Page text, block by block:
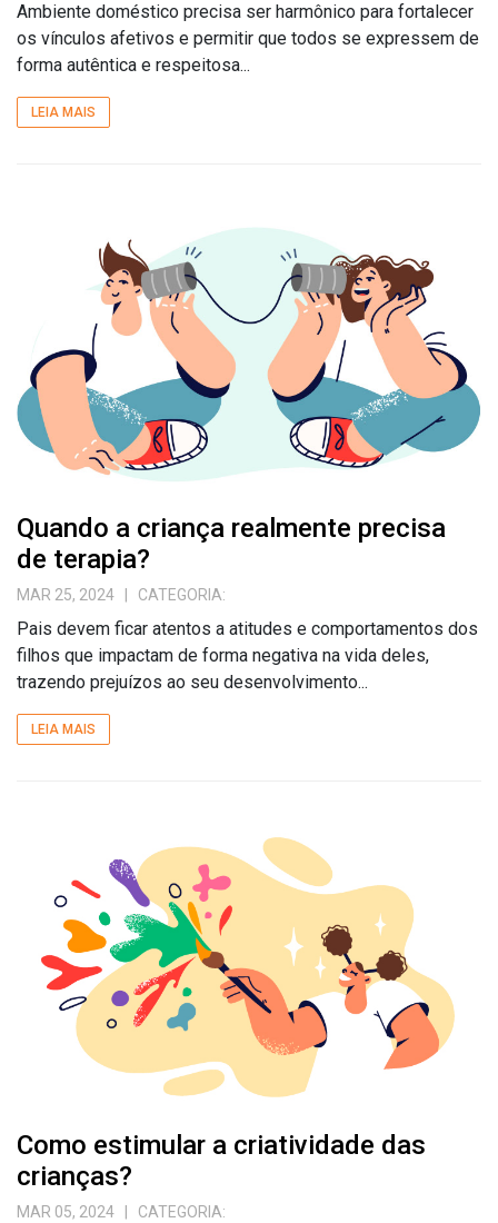
Ambiente doméstico precisa ser harmônico para fortalecer
os vínculos afetivos e permitir que todos se expressem de
forma autêntica e respeitosa...
LEIA MAIS
Quando a criança realmente precisa
de terapia?
MAR 25, 2024 | CATEGORIA:
Pais devem ficar atentos a atitudes e comportamentos dos
filhos que impactam de forma negativa na vida deles,
trazendo prejuízos ao seu desenvolvimento...
LEIA MAIS
Como estimular a criatividade das
crianças?
MAR 05, 2024 | CATEGORIA: